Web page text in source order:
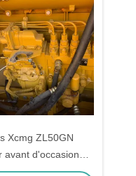
Xcmg ZL50GN
avant d'occasion
lourdes pour le